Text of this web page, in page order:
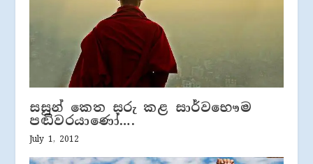
සසුන් කෙත සරු කළ සාර්වභෞම
පඬිවරයාණෝ….
July 1, 2012